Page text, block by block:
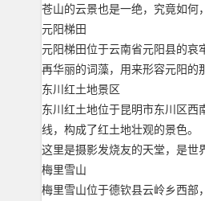
苍山的云景也是一绝，究竟如何
元阳梯田
元阳梯田位于云南省元阳县的哀
再华丽的词藻，用来形容元阳的
东川红土地景区
东川红土地位于昆明市东川区
线，构成了红土地壮观的景色。
这里是摄影发烧友的天堂，是世
梅里雪山
梅里雪山位于德钦县云岭乡西部